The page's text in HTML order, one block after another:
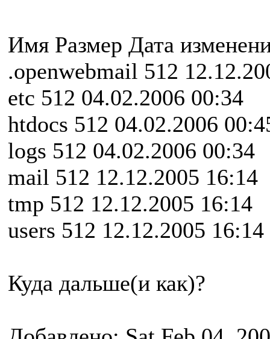
Имя Размер Дата
.openwebmail 512
etc 512 04.02.2006 00:34
htdocs 512 04.02.2006
logs 512 04.02.2006 00:34
mail 512 12.12.2005 16:14
tmp 512 12.12.2005 16:14
users 512 12.12.2005 16:14
Куда дальше(и как)?